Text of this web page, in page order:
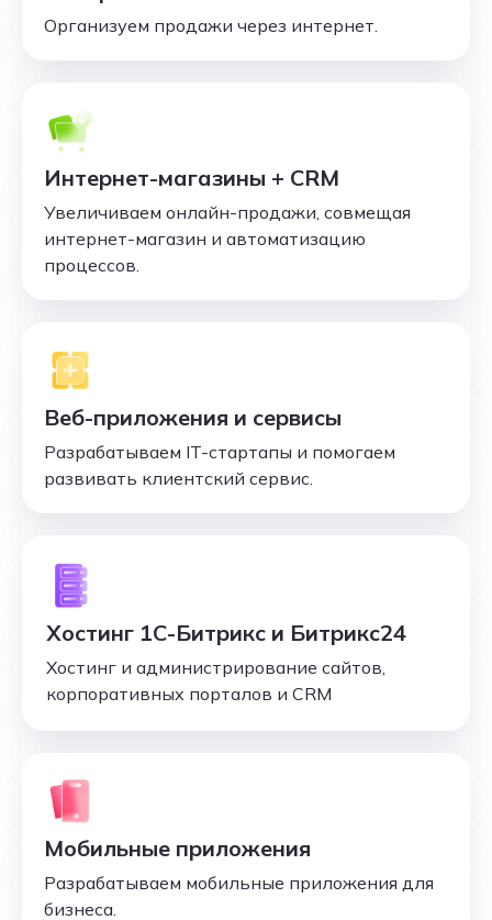
Организуем продажи через интернет.
Интернет-магазины + CRM
Увеличиваем онлайн-продажи, совмещая
интернет-магазин и автоматизацию
процессов.
Веб-приложения и сервисы
Разрабатываем IT-стартапы и помогаем
развивать клиентский сервис.
Хостинг 1С-Битрикс и Битрикс24
Хостинг и администрирование сайтов,
корпоративных порталов и CRM
Мобильные приложения
Разрабатываем мобильные приложения для
бизнеса.